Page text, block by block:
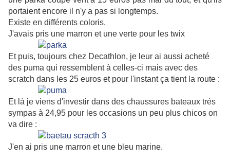
portaient encore il n'y a pas si longtemps.
Existe en différents coloris.
J'avais pris une marron et une verte pour les twix
Et puis, toujours chez Decathlon, je leur ai aussi acheté
des puma qui ressemblent à celles-ci mais avec des
scratch dans les 25 euros et pour l'instant ça tient la route :
Et là je viens d'investir dans des chaussures bateaux trés
sympas à 24,95 pour les occasions un peu plus chicos on
va dire :
J'en ai pris une marron et une bleu marine.